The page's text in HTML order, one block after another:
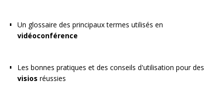
Un glossaire des principaux termes utilisés en
vidéoconférence
Les bonnes pratiques et des conseils d'utilisation pour des
visios réussies